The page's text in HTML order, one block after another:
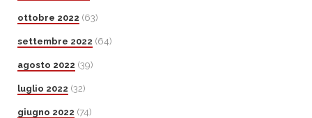
ottobre 2022 (63)
settembre 2022 (64)
agosto 2022 (39)
luglio 2022 (32)
giugno 2022 (74)